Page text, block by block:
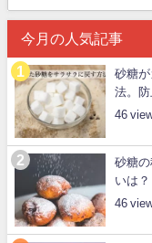
今月の人気記事
砂糖
法。防
46
砂糖
いは？
46